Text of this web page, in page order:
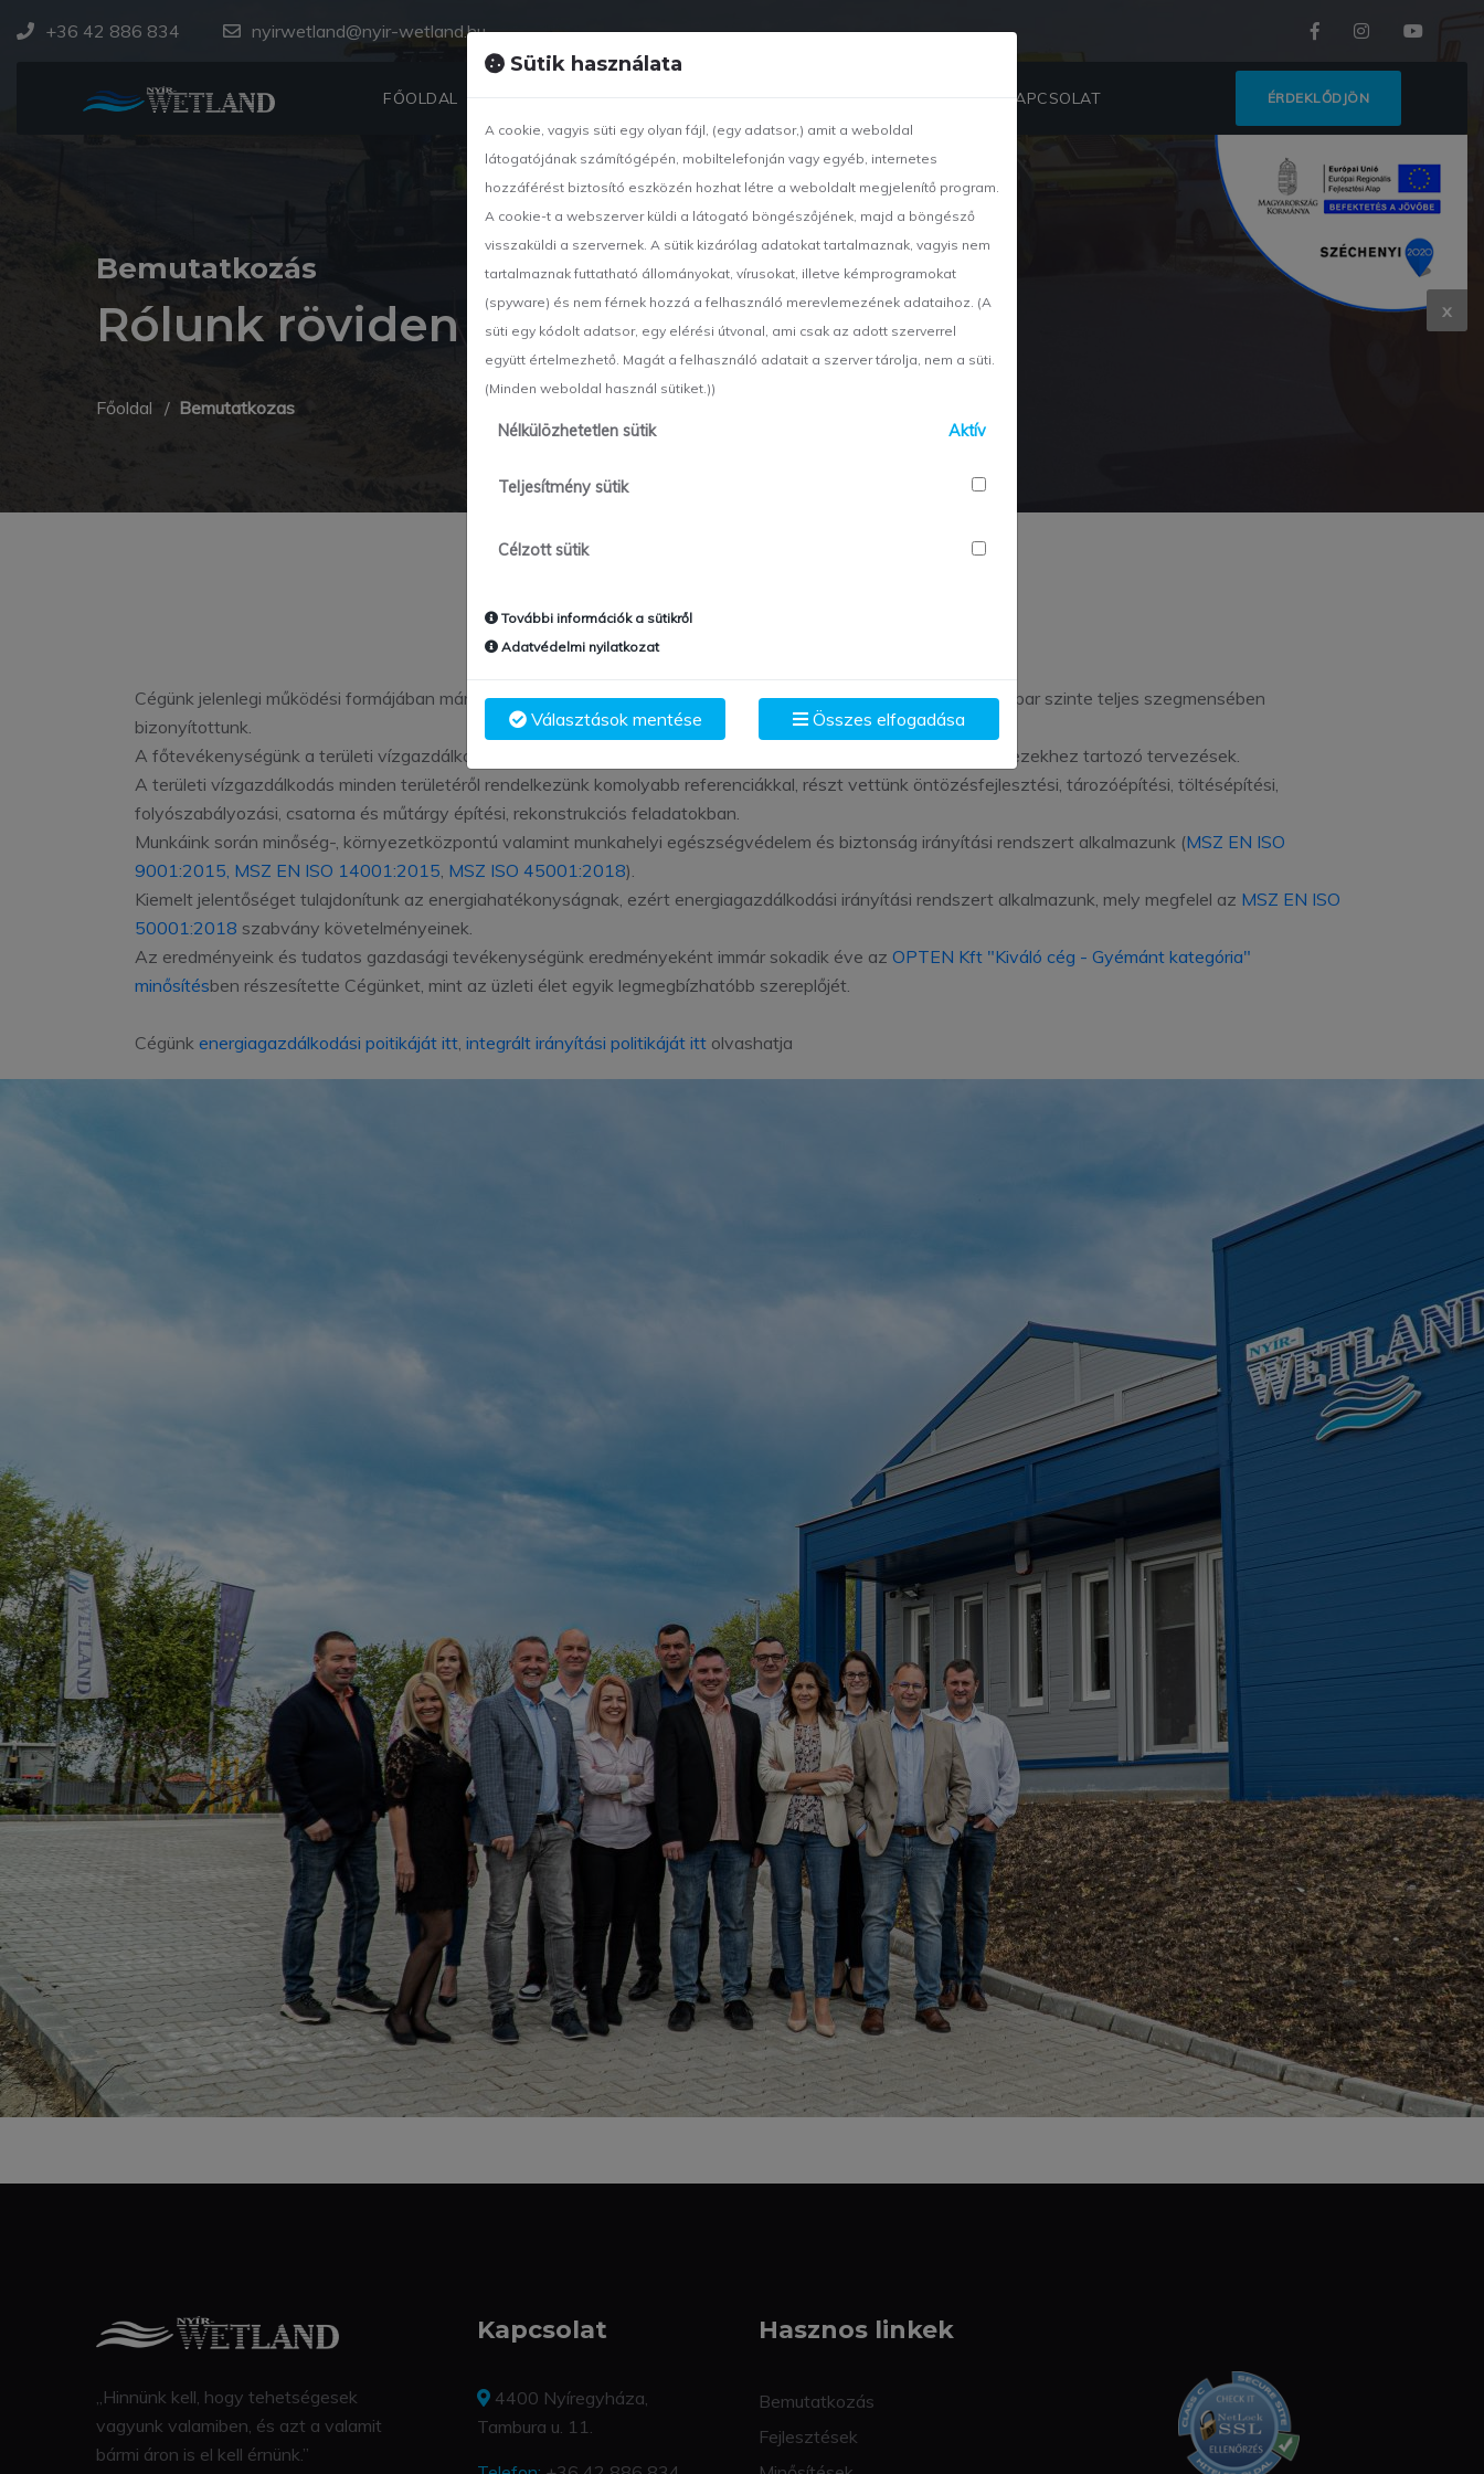
+36 42 886 834 nyirwetland@nyir-wetland.hu
FŐOLDAL KAPCSOLAT ÉRDEKLŐDJÖN
x
Bemutatkozás
Rólunk röviden
Főoldal Bemutatkozas
Cégünk jelenlegi működési formájában már több mint 15 éves múlttal rendelkezik, az elmúlt időszakban az építőipar szinte teljes szegmensében
bizonyítottunk.
A főtevékenységünk a területi vízgazdálkodás, magas és mélyépítés, víz és közműépítés, út és hídépítés és az ezekhez tartozó tervezések.
A területi vízgazdálkodás minden területéről rendelkezünk komolyabb referenciákkal, részt vettünk öntözésfejlesztési, tározóépítési, töltésépítési,
folyószabályozási, csatorna és műtárgy építési, rekonstrukciós feladatokban.
Munkáink során minőség-, környezetközpontú valamint munkahelyi egészségvédelem és biztonság irányítási rendszert alkalmazunk (MSZ EN ISO
9001:2015, MSZ EN ISO 14001:2015, MSZ ISO 45001:2018).
Kiemelt jelentőséget tulajdonítunk az energiahatékonyságnak, ezért energiagazdálkodási irányítási rendszert alkalmazunk, mely megfelel az MSZ EN ISO
50001:2018 szabvány követelményeinek.
Az eredményeink és tudatos gazdasági tevékenységünk eredményeként immár sokadik éve az OPTEN Kft "Kiváló cég - Gyémánt kategória"
minősítésben részesítette Cégünket, mint az üzleti élet egyik legmegbízhatóbb szereplőjét.
Cégünk energiagazdálkodási poitikáját itt, integrált irányítási politikáját itt olvashatja
„Hinnünk kell, hogy tehetségesek
vagyunk valamiben, és azt a valamit
bármi áron is el kell érnünk.”
Kapcsolat
4400 Nyíregyháza,
Tambura u. 11.
Hasznos linkek
Bemutatkozás
Fejlesztések
Sütik használata
A cookie, vagyis süti egy olyan fájl, (egy adatsor,) amit a weboldal
látogatójának számítógépén, mobiltelefonján vagy egyéb, internetes
hozzáférést biztosító eszközén hozhat létre a weboldalt megjelenítő program.
A cookie-t a webszerver küldi a látogató böngészőjének, majd a böngésző
visszaküldi a szervernek. A sütik kizárólag adatokat tartalmaznak, vagyis nem
tartalmaznak futtatható állományokat, vírusokat, illetve kémprogramokat
(spyware) és nem férnek hozzá a felhasználó merevlemezének adataihoz. (A
süti egy kódolt adatsor, egy elérési útvonal, ami csak az adott szerverrel
együtt értelmezhető. Magát a felhasználó adatait a szerver tárolja, nem a süti.
(Minden weboldal használ sütiket.))
Nélkülözhetetlen sütik Aktív
Teljesítmény sütik
Célzott sütik
További információk a sütikről
Adatvédelmi nyilatkozat
Választások mentése Összes elfogadása